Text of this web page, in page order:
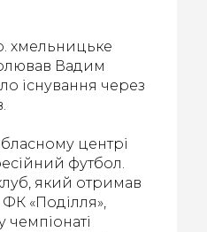
хмельницьке
Вадим
існування через
центрі
футбол.
який отримав
ФК «Поділля»,
чемпіонаті